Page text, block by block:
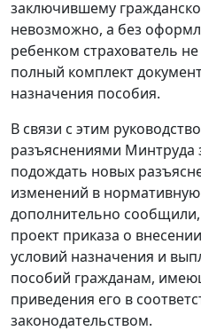
заключившему
невозможно, а без
ребенком страхователь
полный комплект
назначения пособия.
В связи с этим
разъяснениями Минтруда
подождать новых
изменений в
дополнительно
проект приказа о
условий назначения и
пособий гражданам,
приведения его в
законодательством.